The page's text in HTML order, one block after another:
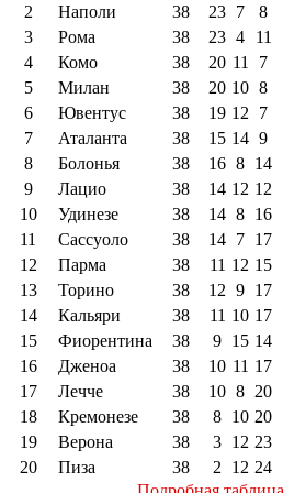
2
Наполи 38 23 7 8
3
Рома 38 23 4 11
4
Комо 38 20 11 7
5
Милан 38 20 10 8
6
Ювентус 38 19 12 7
7
Аталанта 38 15 14 9
8
Болонья 38 16 8 14
9
Лацио 38 14 12 12
10
Удинезе 38 14 8 16
11
Сассуоло 38 14 7 17
12
Парма 38 11 12 15
13
Торино 38 12 9 17
14
Кальяри 38 11 10 17
15
Фиорентина 38 9 15 14
16
Дженоа 38 10 11 17
17
Лечче 38 10 8 20
18
Кремонезе 38 8 10 20
19
Верона 38 3 12 23
20
Пиза 38 2 12 24